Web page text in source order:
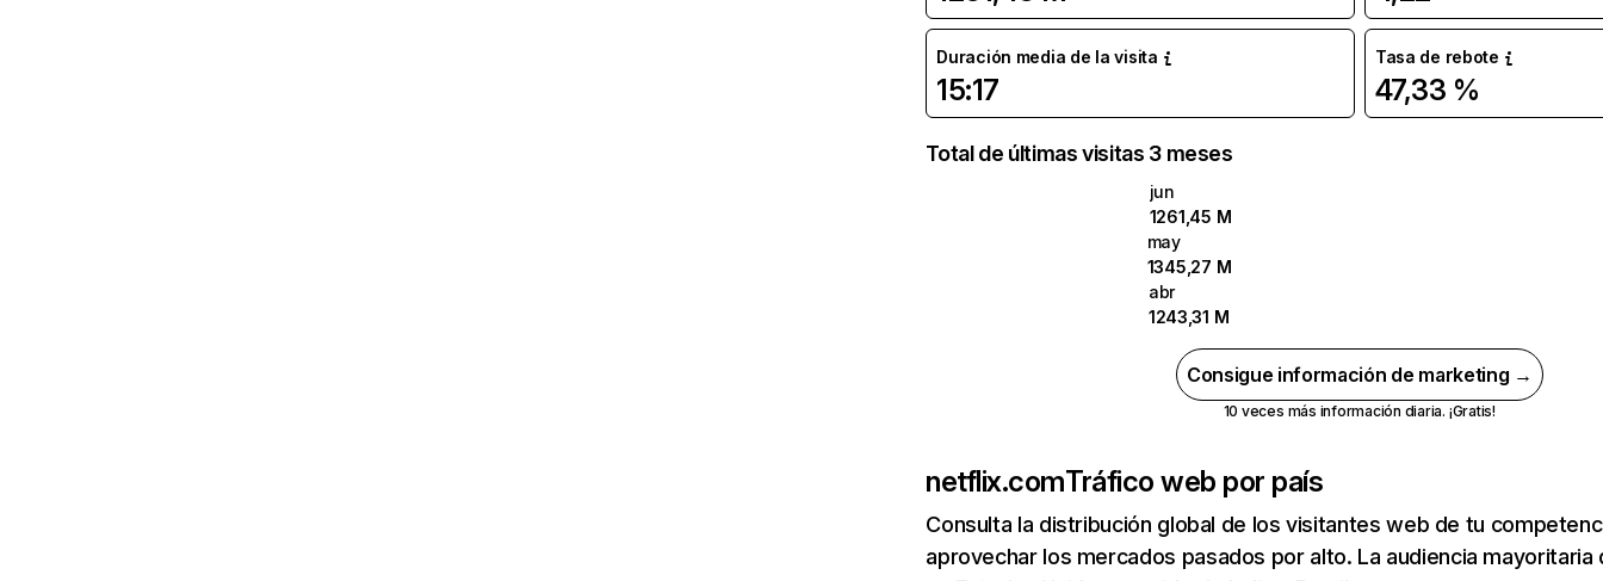
Duración media de la visita
15:17
Tasa de rebote
47,33 %
Total de últimas visitas 3 meses
jun
1261,45 M
may
1345,27 M
abr
1243,31 M
Consigue información de marketing →
10 veces más información diaria. ¡Gratis!
netflix.comTráfico web por país
Consulta la distribución global de los visitantes web de tu
aprovechar los mercados pasados por alto. La audiencia